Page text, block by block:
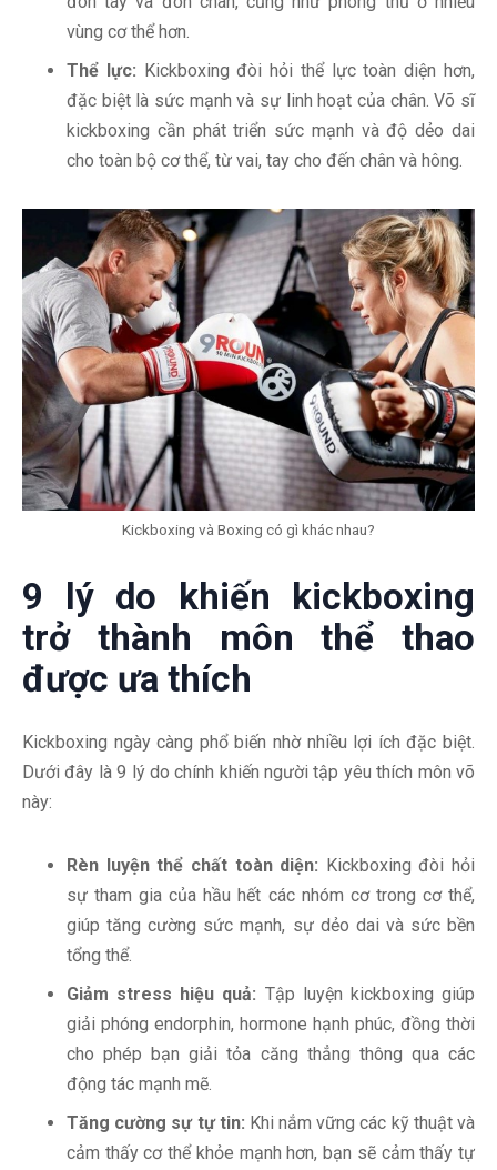
vùng cơ thể hơn.
Thể lực: Kickboxing đòi hỏi thể lực toàn diện hơn,
đặc biệt là sức mạnh và sự linh hoạt của chân. Võ sĩ
kickboxing cần phát triển sức mạnh và độ dẻo dai
cho toàn bộ cơ thể, từ vai, tay cho đến chân và hông.
Kickboxing và Boxing có gì khác nhau?
9 lý do khiến kickboxing
trở thành môn thể thao
được ưa thích
Kickboxing ngày càng phổ biến nhờ nhiều lợi ích đặc biệt.
Dưới đây là 9 lý do chính khiến người tập yêu thích môn võ
này:
Rèn luyện thể chất toàn diện: Kickboxing đòi hỏi
sự tham gia của hầu hết các nhóm cơ trong cơ thể,
giúp tăng cường sức mạnh, sự dẻo dai và sức bền
tổng thể.
Giảm stress hiệu quả: Tập luyện kickboxing giúp
giải phóng endorphin, hormone hạnh phúc, đồng thời
cho phép bạn giải tỏa căng thẳng thông qua các
động tác mạnh mẽ.
Tăng cường sự tự tin: Khi nắm vững các kỹ thuật và
cảm thấy cơ thể khỏe mạnh hơn, bạn sẽ cảm thấy tự